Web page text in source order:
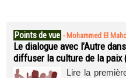
Points de vue - Mohammed El
Le dialogue avec l’Autre
diffuser la culture de la paix
Lire la